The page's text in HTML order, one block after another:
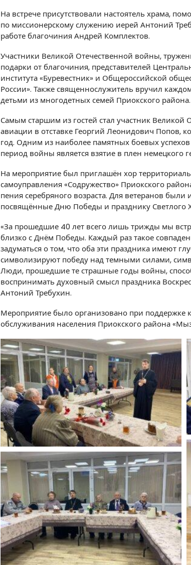
На встрече присутствовали настоятель храма,
по миссионерскому служению иерей Антоний
работе благочиния Андрей Комплектов.
Участники Великой Отечественной войны,
подарки от благочиния, представителей
института «Буревестник» и Общероссийской
России». Также священнослужитель вручил
детьми из многодетных семей Приокского района.
Самым старшим из гостей стал участник
авиации в отставке Георгий Леонидович Попов,
год. Одним из наиболее памятных боевых
период войны является взятие в плен немецкого
На мероприятие был приглашён хор
самоуправления «Содружество» Приокского
пения серебряного возраста. Для ветеранов
посвящённые Дню Победы и празднику Светлого
«За прошедшие 40 лет всего лишь трижды мы
близко с Днём Победы. Каждый раз такое
задуматься о том, что оба эти праздника имеют
символизируют победу над темными силами,
Люди, прошедшие те страшные годы войны,
воспринимать духовный смысл праздника
Антоний Требухин.
Мероприятие было организовано при поддержке
обслуживания населения Приокского района